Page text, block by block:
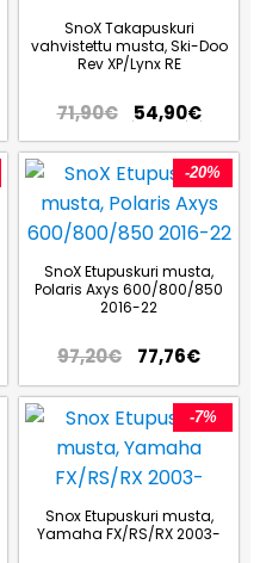
SnoX Takapuskuri
vahvistettu musta, Ski-Doo
Rev XP/Lynx RE
71,90€ 54,90€
-20%
SnoX Etupuskuri musta,
Polaris Axys 600/800/850
2016-22
97,20€ 77,76€
-7%
Snox Etupuskuri musta,
Yamaha FX/RS/RX 2003-